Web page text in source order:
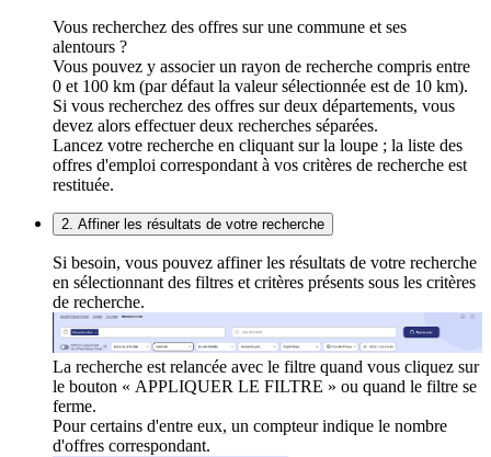
Vous recherchez des offres sur une commune et ses
alentours ?
Vous pouvez y associer un rayon de recherche compris entre
0 et 100 km (par défaut la valeur sélectionnée est de 10 km).
Si vous recherchez des offres sur deux départements, vous
devez alors effectuer deux recherches séparées.
Lancez votre recherche en cliquant sur la loupe ; la liste des
offres d'emploi correspondant à vos critères de recherche est
restituée.
2. Affiner les résultats de votre recherche
Si besoin, vous pouvez affiner les résultats de votre recherche
en sélectionnant des filtres et critères présents sous les critères
de recherche.
La recherche est relancée avec le filtre quand vous cliquez sur
le bouton « APPLIQUER LE FILTRE » ou quand le filtre se
ferme.
Pour certains d'entre eux, un compteur indique le nombre
d'offres correspondant.